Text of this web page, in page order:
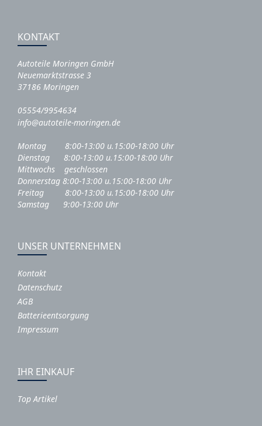
KONTAKT
Autoteile Moringen GmbH
Neuemarktstrasse 3
37186 Moringen
05554/9954634
info@autoteile-moringen.de
Montag 8:00-13:00 u.15:00-18:00 Uhr
Dienstag 8:00-13:00 u.15:00-18:00 Uhr
Mittwochs geschlossen
Donnerstag 8:00-13:00 u.15:00-18:00 Uhr
Freitag 8:00-13:00 u.15:00-18:00 Uhr
Samstag 9:00-13:00 Uhr
UNSER UNTERNEHMEN
Kontakt
Datenschutz
AGB
Batterieentsorgung
Impressum
IHR EINKAUF
Top Artikel